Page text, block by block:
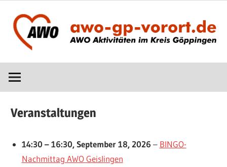
Inhalt
springen
www.awo-
gp-
vor
Kreis
Veranstaltungen
14:30 – 16:30,September 18, 2026 – BINGO-
Nachmittag AWO Geislingen